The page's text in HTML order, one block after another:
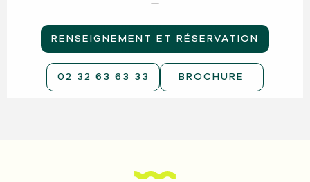
RENSEIGNEMENT ET RÉSERVATION
02 32 63 63 33 BROCHURE